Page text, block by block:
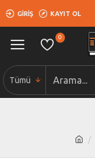
GIRIŞ KAYIT OL
0
Tümü